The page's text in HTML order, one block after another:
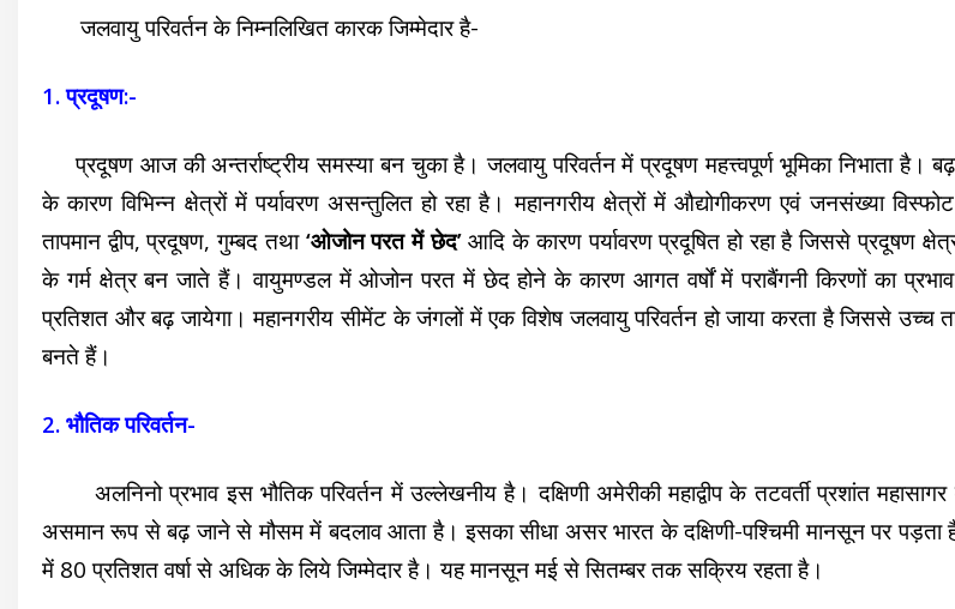
जलवायु परिवर्तन के निम्नलिखित कारक जिम्मेदार है-
1. प्रदूषण:-
प्रदूषण आज की अन्तर्राष्ट्रीय समस्या बन चुका है। जलवायु परिवर्तन में प्रदूषण महत्त्वपूर्ण भूमिका निभाता है।
के कारण विभिन्न क्षेत्रों में पर्यावरण असन्तुलित हो रहा है। महानगरीय क्षेत्रों में औद्योगीकरण एवं जनसंख्या
तापमान द्वीप, प्रदूषण, गुम्बद तथा ‘ओजोन परत में छेद’आदि के कारण पर्यावरण प्रदूषित हो रहा है जिससे प्रदूषण क्षेत्र
के गर्म क्षेत्र बन जाते हैं। वायुमण्डल में ओजोन परत में छेद होने के कारण आगत वर्षों में पराबैंगनी किरणों का
प्रतिशत और बढ़ जायेगा। महानगरीय सीमेंट के जंगलों में एक विशेष जलवायु परिवर्तन हो जाया करता है जिससे उच्च
बनते हैं।
2. भौतिक परिवर्तन-
अलनिनो प्रभाव इस भौतिक परिवर्तन में उल्लेखनीय है। दक्षिणी अमेरीकी महाद्वीप के तटवर्ती प्रशांत महासागर
असमान रूप से बढ़ जाने से मौसम में बदलाव आता है। इसका सीधा असर भारत के दक्षिणी-पश्चिमी मानसून पर पड़ता
में 80 प्रतिशत वर्षा से अधिक के लिये जिम्मेदार है। यह मानसून मई से सितम्बर तक सक्रिय रहता है।